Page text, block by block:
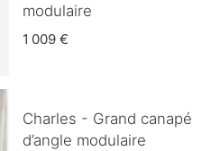
modulaire
1 009 €
Charles - Grand canapé
d’angle modulaire